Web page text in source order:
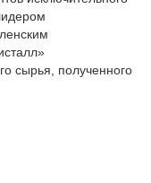
сырья, полученного